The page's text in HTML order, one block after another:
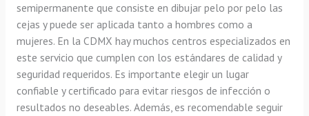
semipermanente que consiste en dibujar pelo por pelo las
cejas y puede ser aplicada tanto a hombres como a
mujeres. En la CDMX hay muchos centros especializados en
este servicio que cumplen con los estándares de calidad y
seguridad requeridos. Es importante elegir un lugar
confiable y certificado para evitar riesgos de infección o
resultados no deseables. Además, es recomendable seguir